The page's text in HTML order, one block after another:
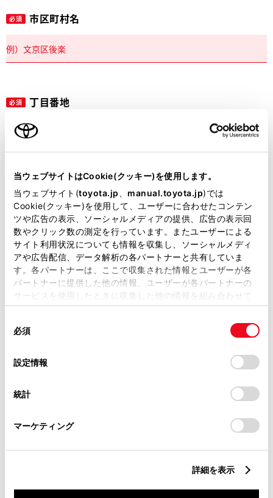
当ウェブサイトはCookie(クッキー)を使用します。
当ウェブサイト(toyota.jp manual.toyota.jp)では
Cookie(クッキー)を使用して、ユーザーに合わせたコンテン
ツや広告の表示、ソーシャルメディアの提供、広告の表示回
数やクリック数の測定を行っています。またユーザーによる
サイト利用状況についても情報を収集し、ソーシャルメディ
アや広告配信、データ解析の各パートナーと共有していま
す。各パートナーは、ここで収集された情報とユーザーが各
パートナーに提供した他の情報、ユーザーが各パートナーの
サービスを使用したときに収集した他の情報を組み合わせて
使用することがあります。当ウェブサイトの使用を続行する
デバイスにすべてのCookie(クッキー)が保存されることに同
意したことになります。Cookie(クッキー)のオプトアウト、
設定の変更、同意を撤回したりするにあたっては、当社の
「Cookie（クッキー）情報の取り扱いについて
」をご覧くだ
必須
設定情報
統計
マーケティング
詳細を表示
必須 市区町村名
必須 丁目番地
建物名
必須 ご希望の連絡方法
Eメール